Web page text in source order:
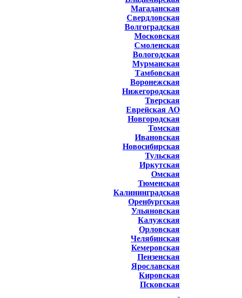
Магаданская
Свердловская
Волгоградская
Московская
Смоленская
Вологодская
Мурманская
Тамбовская
Воронежская
Нижегородская
Тверская
Еврейская АО
Новгородская
Томская
Ивановская
Новосибирская
Тульская
Иркутская
Омская
Тюменская
Калининградская
Оренбургская
Ульяновская
Калужская
Орловская
Челябинская
Кемеровская
Пензенская
Ярославская
Кировская
Псковская